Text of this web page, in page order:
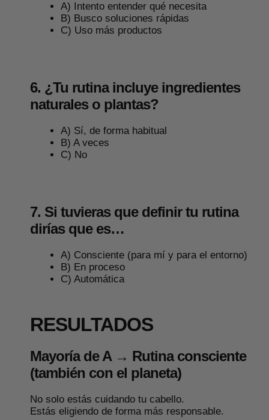
A) Intento entender qué necesita
B) Busco soluciones rápidas
C) Uso más productos
6. ¿Tu rutina incluye ingredientes
naturales o plantas?
A) Sí, de forma habitual
B) A veces
C) No
7. Si tuvieras que definir tu rutina
dirías que es…
A) Consciente (para mí y para el entorno)
B) En proceso
C) Automática
RESULTADOS
Mayoría de A → Rutina consciente
(también con el planeta)
No solo estás cuidando tu cabello.
Estás eligiendo de forma más responsable.